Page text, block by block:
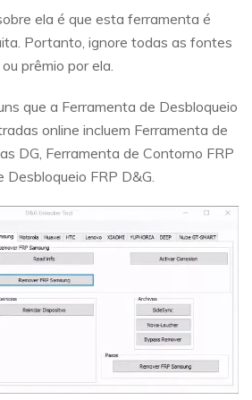
ela é que esta ferramenta é
Portanto, ignore todas as fontes
prêmio por ela.
que a Ferramenta de Desbloqueio
online incluem Ferramenta de
DG, Ferramenta de Contorno FRP
Desbloqueio FRP D&G.